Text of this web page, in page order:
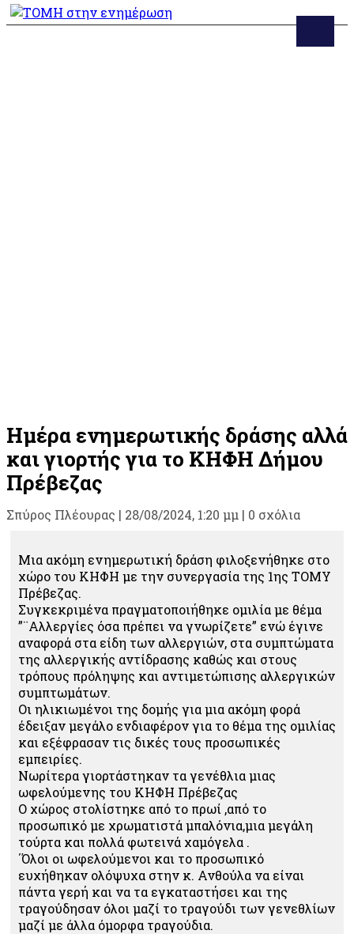
Ημέρα ενημερωτικής δράσης αλλά
και γιορτής για το ΚΗΦΗ Δήμου
Πρέβεζας
Σπύρος Πλέουρας | 28/08/2024, 1:20 μμ | 0 σχόλια
Μια ακόμη ενημερωτική δράση φιλοξενήθηκε στο
χώρο του ΚΗΦΗ με την συνεργασία της 1ης ΤΟΜΥ
Πρέβεζας.
Συγκεκριμένα πραγματοποιήθηκε ομιλία με θέμα
”¨Αλλεργίες όσα πρέπει να γνωρίζετε” ενώ έγινε
αναφορά στα είδη των αλλεργιών, στα συμπτώματα
της αλλεργικής αντίδρασης καθώς και στους
τρόπους πρόληψης και αντιμετώπισης αλλεργικών
συμπτωμάτων.
Οι ηλικιωμένοι της δομής για μια ακόμη φορά
έδειξαν μεγάλο ενδιαφέρον για το θέμα της ομιλίας
και εξέφρασαν τις δικές τους προσωπικές
εμπειρίες.
Νωρίτερα γιορτάστηκαν τα γενέθλια μιας
ωφελούμενης του ΚΗΦΗ Πρέβεζας
Ο χώρος στολίστηκε από το πρωί ,από το
προσωπικό με χρωματιστά μπαλόνια,μια μεγάλη
τούρτα και πολλά φωτεινά χαμόγελα .
΄Όλοι οι ωφελούμενοι και το προσωπικό
ευχήθηκαν ολόψυχα στην κ. Ανθούλα να είναι
πάντα γερή και να τα εγκαταστήσει και της
τραγούδησαν όλοι μαζί το τραγούδι των γενεθλίων
μαζί με άλλα όμορφα τραγούδια.